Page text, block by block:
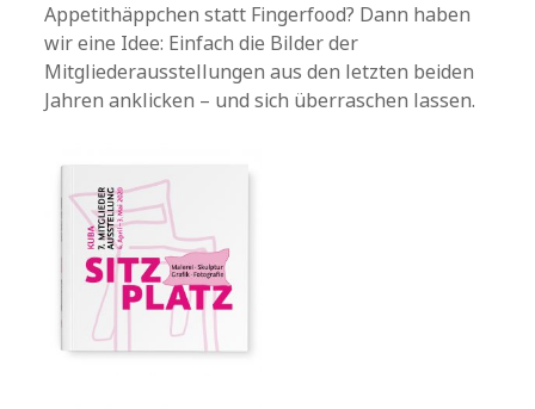
Appetithäppchen statt Fingerfood? Dann haben
wir eine Idee: Einfach die Bilder der
Mitgliederausstellungen aus den letzten beiden
Jahren anklicken – und sich überraschen lassen.